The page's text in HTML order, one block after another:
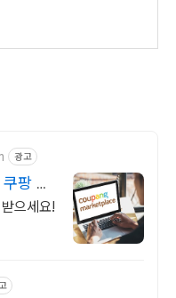
광고
팡 공
으세요!